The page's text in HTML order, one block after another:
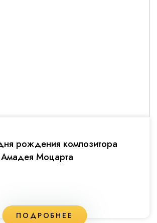
рождения композитора
Амадея Моцарта
ПОДРОБНЕЕ